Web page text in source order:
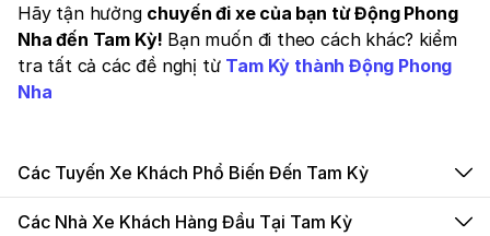
Hãy tận hưởng chuyến đi xe của bạn từ Động Phong
Nha đến Tam Kỳ! Bạn muốn đi theo cách khác? kiểm
tra tất cả các đề nghị từ Tam Kỳ thành Động Phong
Nha
Các Tuyến Xe Khách Phổ Biến Đến Tam Kỳ
Các Nhà Xe Khách Hàng Đầu Tại Tam Kỳ